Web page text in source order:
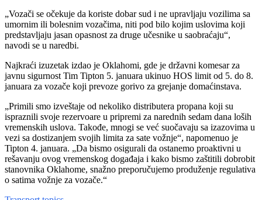
„Vozači se očekuje da koriste dobar sud i ne upravljaju vozilima sa
umornim ili bolesnim vozačima, niti pod bilo kojim uslovima koji
predstavljaju jasan opasnost za druge učesnike u saobraćaju“,
navodi se u naredbi.
Najkraći izuzetak izdao je Oklahomi, gde je državni komesar za
javnu sigurnost Tim Tipton 5. januara ukinuo HOS limit od 5. do 8.
januara za vozače koji prevoze gorivo za grejanje domaćinstava.
„Primili smo izveštaje od nekoliko distributera propana koji su
ispraznili svoje rezervoare u pripremi za narednih sedam dana loših
vremenskih uslova. Takođe, mnogi se već suočavaju sa izazovima u
vezi sa dostizanjem svojih limita za sate vožnje“, napomenuo je
Tipton 4. januara. „Da bismo osigurali da ostanemo proaktivni u
rešavanju ovog vremenskog događaja i kako bismo zaštitili dobrobit
stanovnika Oklahome, snažno preporučujemo produženje regulativa
o satima vožnje za vozače.“